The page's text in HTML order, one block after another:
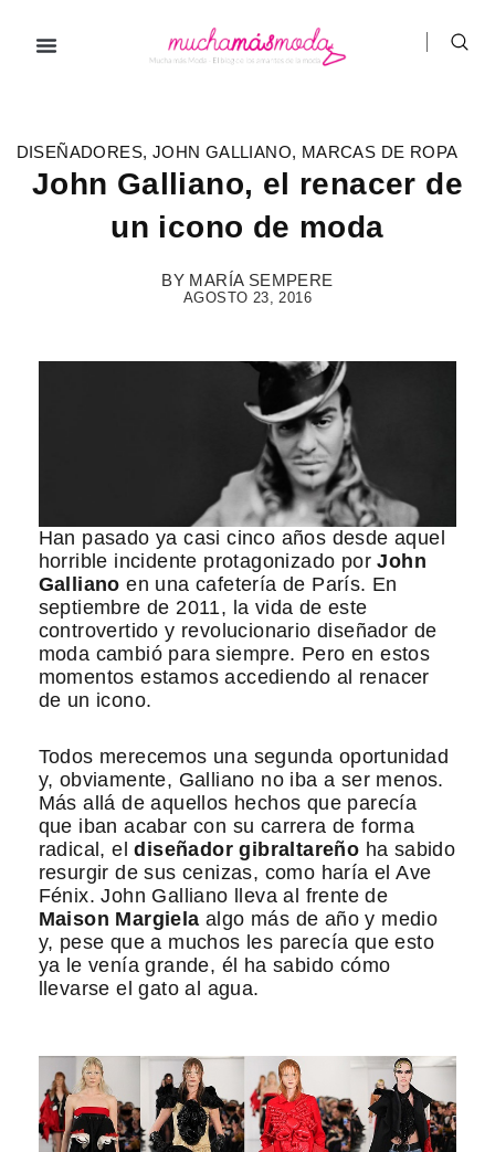
contenido
DISEÑADORES, JOHN GALLIANO, MARCAS DE ROPA
John Galliano, el renacer de
un icono de moda
BY MARÍA SEMPERE
AGOSTO 23, 2016
Han pasado ya casi cinco años desde aquel
horrible incidente protagonizado porJohn
Gallianoen una cafetería de París. En
septiembre de 2011, la vida de este
controvertido y revolucionario diseñador de
moda cambió para siempre. Pero en estos
momentos estamos accediendo al renacer
de un icono.
Todos merecemos una segunda oportunidad
y, obviamente, Galliano no iba a ser menos.
Más allá de aquellos hechos que parecía
que iban acabar con su carrera de forma
radical, eldiseñador gibraltareño ha sabido
resurgir de sus cenizas, como haría el Ave
Fénix. John Galliano lleva al frente de
Maison Margiela algo más de año y medio
y, pese que a muchos les parecía que esto
ya le venía grande, él ha sabido cómo
llevarse el gato al agua.